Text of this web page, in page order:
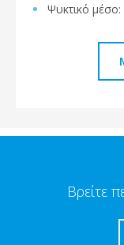
Ψυκτικό μέσο:
Βρείτε